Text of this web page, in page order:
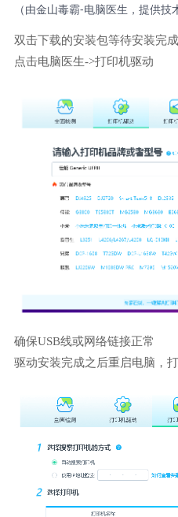
（由金山毒霸-电脑医生，提供技
双击下载的安装包等待安装完成
点击电脑医生->打印机驱动
确保USB线或网络链接正常
驱动安装完成之后重启电脑，